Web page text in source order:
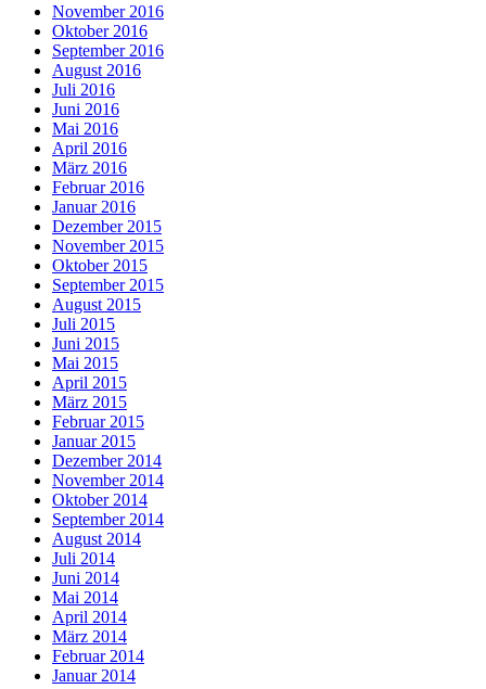
November 2016
Oktober 2016
September 2016
August 2016
Juli 2016
Juni 2016
Mai 2016
April 2016
März 2016
Februar 2016
Januar 2016
Dezember 2015
November 2015
Oktober 2015
September 2015
August 2015
Juli 2015
Juni 2015
Mai 2015
April 2015
März 2015
Februar 2015
Januar 2015
Dezember 2014
November 2014
Oktober 2014
September 2014
August 2014
Juli 2014
Juni 2014
Mai 2014
April 2014
März 2014
Februar 2014
Januar 2014